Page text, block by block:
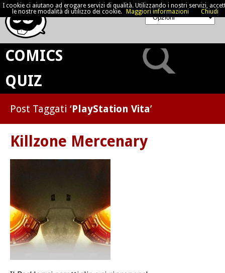
COMICS
QUIZ
Post Taggati ‘PlayStation Vita’
Killzone Mercenary
I cookie ci aiutano ad erogare servizi di qualità. Utilizzando i nostri servizi,
le nostre modalità di utilizzo dei cookie.
Maggiori informazioni Chiudi